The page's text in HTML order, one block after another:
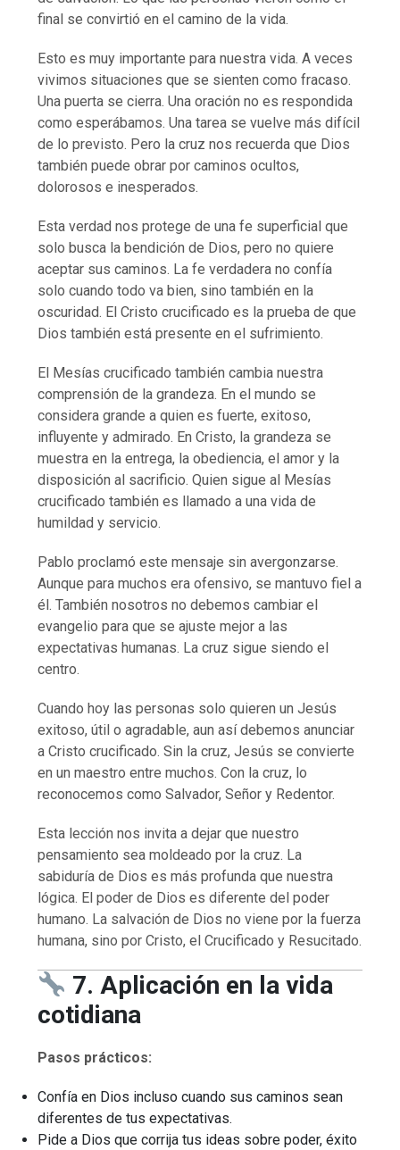
final se convirtió en el camino de la vida.
Esto es muy importante para nuestra vida. A veces
vivimos situaciones que se sienten como fracaso.
Una puerta se cierra. Una oración no es respondida
como esperábamos. Una tarea se vuelve más difícil
de lo previsto. Pero la cruz nos recuerda que Dios
también puede obrar por caminos ocultos,
dolorosos e inesperados.
Esta verdad nos protege de una fe superficial que
solo busca la bendición de Dios, pero no quiere
aceptar sus caminos. La fe verdadera no confía
solo cuando todo va bien, sino también en la
oscuridad. El Cristo crucificado es la prueba de que
Dios también está presente en el sufrimiento.
El Mesías crucificado también cambia nuestra
comprensión de la grandeza. En el mundo se
considera grande a quien es fuerte, exitoso,
influyente y admirado. En Cristo, la grandeza se
muestra en la entrega, la obediencia, el amor y la
disposición al sacrificio. Quien sigue al Mesías
crucificado también es llamado a una vida de
humildad y servicio.
Pablo proclamó este mensaje sin avergonzarse.
Aunque para muchos era ofensivo, se mantuvo fiel a
él. También nosotros no debemos cambiar el
evangelio para que se ajuste mejor a las
expectativas humanas. La cruz sigue siendo el
centro.
Cuando hoy las personas solo quieren un Jesús
exitoso, útil o agradable, aun así debemos anunciar
a Cristo crucificado. Sin la cruz, Jesús se convierte
en un maestro entre muchos. Con la cruz, lo
reconocemos como Salvador, Señor y Redentor.
Esta lección nos invita a dejar que nuestro
pensamiento sea moldeado por la cruz. La
sabiduría de Dios es más profunda que nuestra
lógica. El poder de Dios es diferente del poder
humano. La salvación de Dios no viene por la fuerza
humana, sino por Cristo, el Crucificado y Resucitado.
7. Aplicación en la vida
cotidiana
Pasos prácticos:
Confía en Dios incluso cuando sus caminos sean
diferentes de tus expectativas.
Pide a Dios que corrija tus ideas sobre poder, éxito